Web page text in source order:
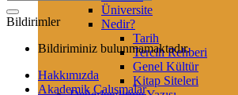
Üniversite
Nedir?
Tarih
Tercih Rehberi
Genel Kültür
Kitap Siteleri
Bildirimler
Bildiriminiz bulunmamaktadır.
Hakkımızda
Akademik Çalışmalar